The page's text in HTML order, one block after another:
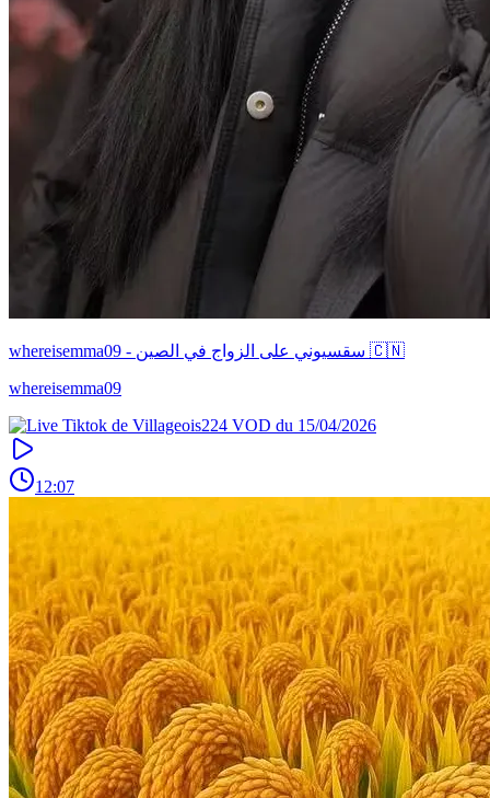
whereisemma09 - سقسيوني على الزواج في الصين 🇨🇳
whereisemma09
12:07